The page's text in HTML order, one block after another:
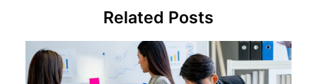
Related Posts